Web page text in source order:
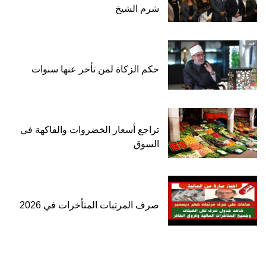
شرم الشيخ
حكم الزكاة لمن تأخر عنها سنوات
تراجع أسعار الخضروات والفاكهة في
السوق
صرف المرتبات المتأخرات في 2026